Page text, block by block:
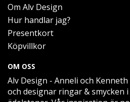
Om Alv Design
Hur handlar jag?
Presentkort
Köpvillkor
OM OSS
Alv Design - Anneli och
och designar ringar & smycken